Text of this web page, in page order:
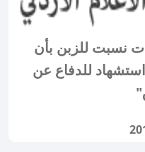
نسبت للزبن بأن
للدفاع عن